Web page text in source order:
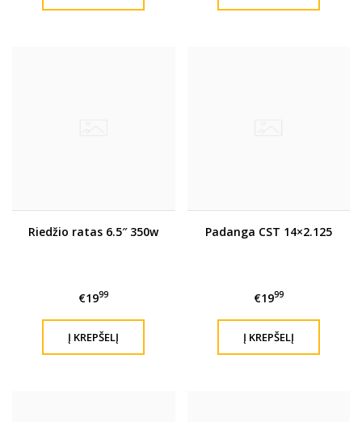
Riedžio ratas 6.5″ 350w
€1999
Padanga CST 14×2.125
€1999